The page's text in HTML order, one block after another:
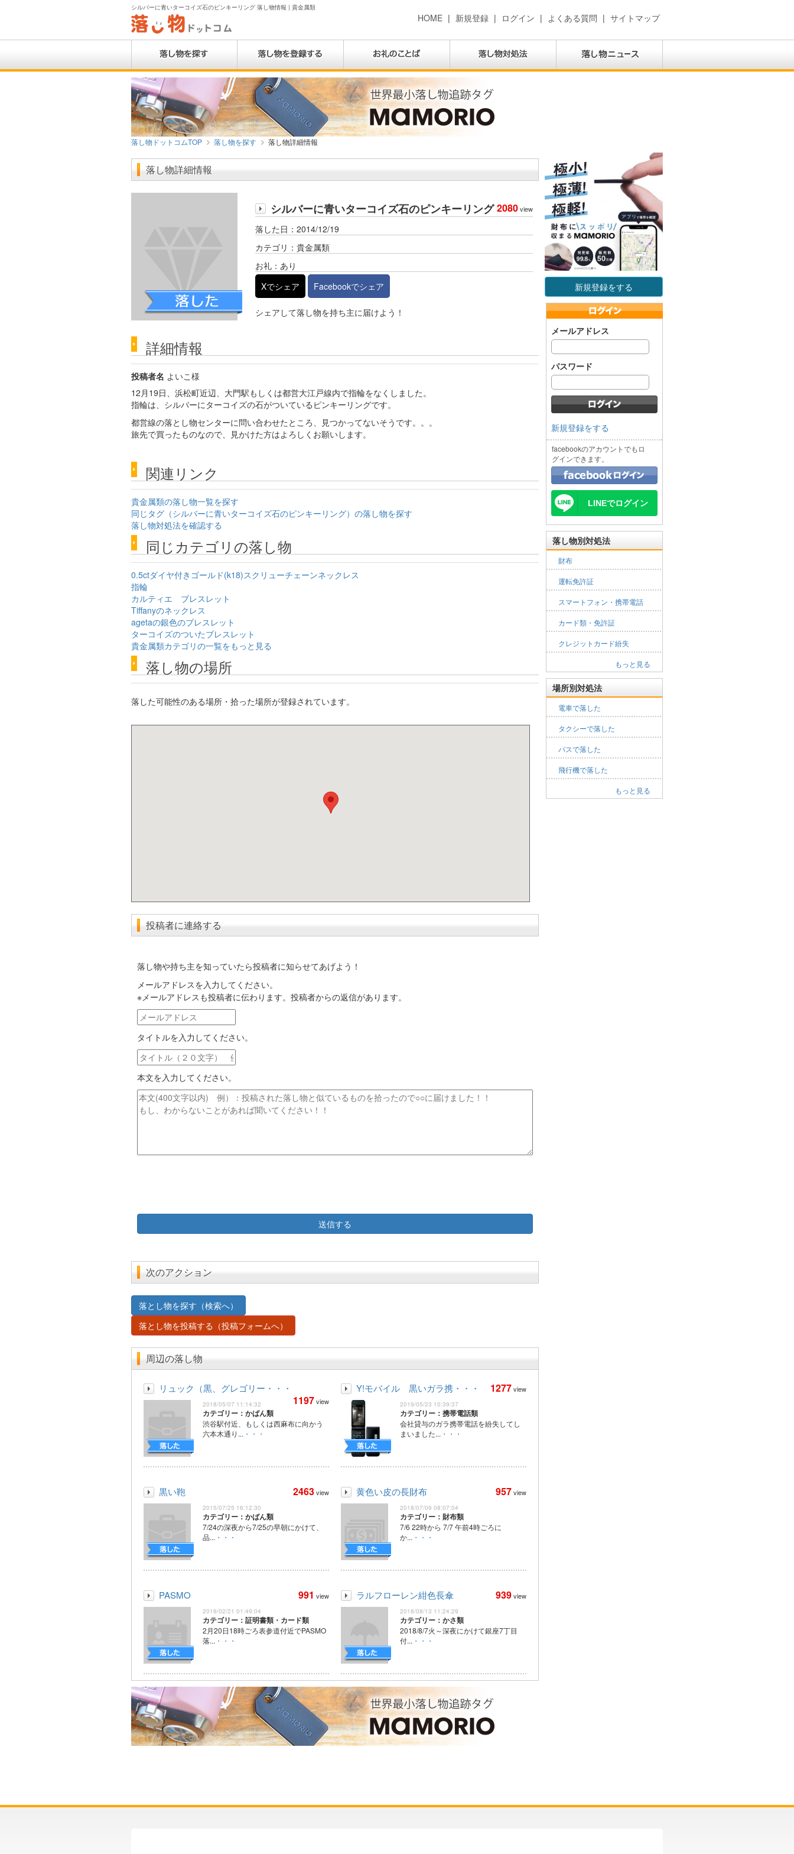
シルバーに青いターコイズ石のピンキーリング 落し物情報 | 貴金属類
HOME | 新規登録 | ログイン | よくある質問 | サイトマップ
落し物ドットコムTOP 落し物を探す 落し物詳細情報
新規登録をする
メールアドレス
パスワード
新規登録をする
facebookのアカウントでもロ
グインできます。
LINEでログイン
落し物別対処法
財布
運転免許証
スマートフォン・携帯電話
カード類・免許証
クレジットカード紛失
もっと見る
場所別対処法
電車で落した
タクシーで落した
バスで落した
飛行機で落した
もっと見る
落し物詳細情報
2080view
シルバーに青いターコイズ石のピンキーリング
落した日：2014/12/19
カテゴリ：貴金属類
お礼：あり
Xでシェア
Facebookでシェア
シェアして落し物を持ち主に届けよう！
詳細情報
投稿者名 よいこ様
12月19日、浜松町近辺、大門駅もしくは都営大江戸線内で指輪をなくしました。
指輪は、シルバーにターコイズの石がついているピンキーリングです。
都営線の落とし物センターに問い合わせたところ、見つかってないそうです。。。
旅先で買ったものなので、見かけた方はよろしくお願いします。
関連リンク
貴金属類の落し物一覧を探す
同じタグ（シルバーに青いターコイズ石のピンキーリング）の落し物を探す
落し物対処法を確認する
同じカテゴリの落し物
0.5ctダイヤ付きゴールド(k18)スクリューチェーンネックレス
指輪
カルティエ ブレスレット
Tiffanyのネックレス
agetaの銀色のブレスレット
ターコイズのついたブレスレット
貴金属類カテゴリの一覧をもっと見る
落し物の場所
落した可能性のある場所・拾った場所が登録されています。
投稿者に連絡する
落し物や持ち主を知っていたら投稿者に知らせてあげよう！
メールアドレスを入力してください。
※メールアドレスも投稿者に伝わります。投稿者からの返信があります。
メ
ー
ル
ア
ド
レ
ス
タイトルを入力してください。
タ
イ
ト
ル
本文を入力してください。
本
文
次のアクション
落とし物を探す（検索へ）
落とし物を投稿する（投稿フォームへ）
周辺の落し物
リュック（黒、グレゴリー・・・
1197view
2018/05/07 11:14:32
カテゴリー：かばん類
渋谷駅付近、もしくは西麻布に向かう
六本木通り... ・・・
Y!モバイル 黒いガラ携・・・ 1277view
2019/05/23 10:39:37
カテゴリー：携帯電話類
会社貸与のガラ携帯電話を紛失してし
まいました... ・・・
黒い鞄 2463view
2015/07/25 16:12:30
カテゴリー：かばん類
7/24の深夜から7/25の早朝にかけて、
品... ・・・
黄色い皮の長財布 957view
2018/07/09 08:07:04
カテゴリー：財布類
7/6 22時から 7/7 午前4時ごろに
か... ・・・
PASMO 991 view
2019/02/21 01:49:04
カテゴリー：証明書類・カード類
2月20日18時ごろ表参道付近でPASMO
落... ・・・
ラルフローレン紺色長傘 939view
2018/08/13 11:24:29
カテゴリー：かさ類
2018/8/7火～深夜にかけて銀座7丁目
付... ・・・